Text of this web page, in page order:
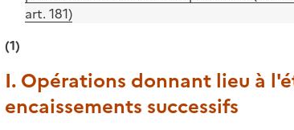
art. 181)
(1)
I. Opérations donnant lieu à
encaissements successifs